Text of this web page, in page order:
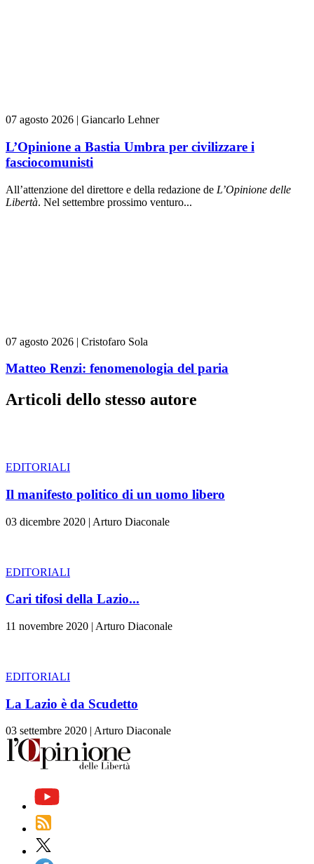
07 agosto 2026 | Giancarlo Lehner
L’Opinione a Bastia Umbra per civilizzare i
fasciocomunisti
All’attenzione del direttore e della redazione de L’Opinione delle
Libertà. Nel settembre prossimo venturo...
07 agosto 2026 | Cristofaro Sola
Matteo Renzi: fenomenologia del paria
Articoli dello stesso autore
EDITORIALI
Il manifesto politico di un uomo libero
03 dicembre 2020 | Arturo Diaconale
EDITORIALI
Cari tifosi della Lazio...
11 novembre 2020 | Arturo Diaconale
EDITORIALI
La Lazio è da Scudetto
03 settembre 2020 | Arturo Diaconale